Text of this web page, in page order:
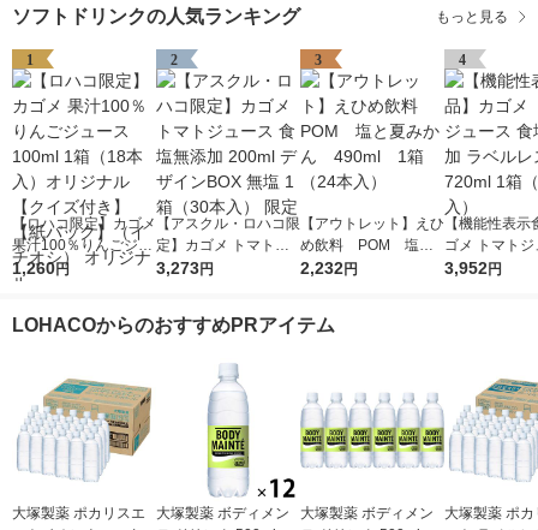
ソフトドリンクの人気ランキング もっと見る
1
【ロハコ限定】カゴメ
果汁100％りんごジュ
ース100ml 1箱（18本
（イチオシ） オリジ
1,260円
2
【アスクル・ロハコ限
定】カゴメ トマトジ
ュース 食塩無添加 20
定
3,273円
3
【アウトレット】えひ
め飲料 POM 塩と
夏みかん 490ml 1
2,232円
4
【機能性表示
ゴメ トマト
食塩無添加 ラ
3,952円
LOHACOからのおすすめPRアイテム
大塚製薬 ポカリスエ
大塚製薬 ボディメン
大塚製薬 ボディメン
大塚製薬 ポ